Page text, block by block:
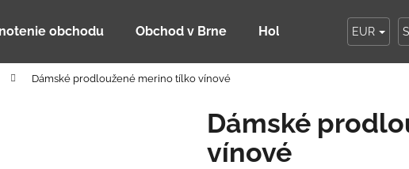
obchodu Obchod v Brne Holky DupeťačkyEUR
Dámské prodloužené merino tílko vínové
Dámské
vínové
Čo potrebujete nájsť?
HĽADAŤ